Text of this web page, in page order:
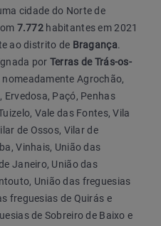
cidade do Norte de
7.772 habitantes em 2021
ao distrito de Bragança.
por Terras de Trás-os-
Agrochão,
Ervedosa, Paçó, Penhas
Vale das Fontes, Vila
de Ossos, Vilar de
Vinhais, União das
Janeiro, União das
União das freguesias
freguesias de Quirás e
de Sobreiro de Baixo e